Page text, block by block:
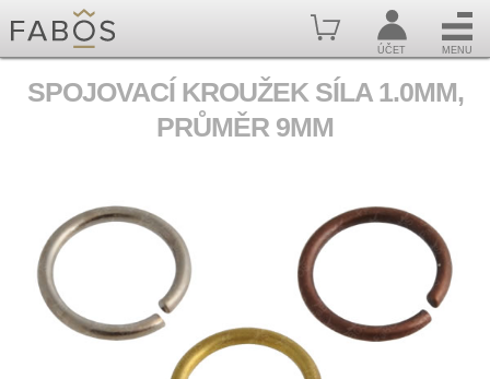
ÚČET MENU
SPOJOVACÍ KROUŽEK SÍLA 1.0MM,
PRŮMĚR 9MM